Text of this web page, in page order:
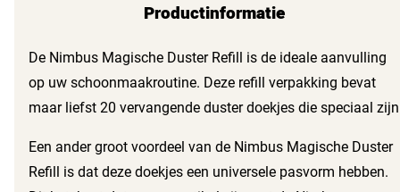
Productinformatie
De Nimbus Magische Duster Refill is de ideale aanvulling
op uw schoonmaakroutine. Deze refill verpakking bevat
maar liefst 20 vervangende duster doekjes die speciaal zijn
houden. Deze doekjes zijn niet alleen praktisch, maar ook
milieubewust, omdat ze zijn vervaardigd van gerecyclede
Een ander groot voordeel van de Nimbus Magische Duster
Refill is dat deze doekjes een universele pasvorm hebben.